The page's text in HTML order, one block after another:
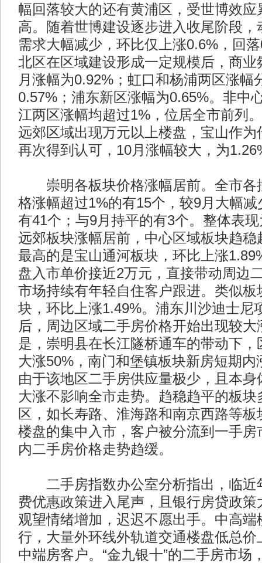
幅回落较大的还有黄浦区，受世博效应
高。随着世博建设逐步进入收尾阶段，
需求大幅减少，环比仅上涨0.6%，回
北区在区域建设形成一定规模后，商业
月涨幅为0.92%；虹口和杨浦两区涨幅
0.57%；浦东新区涨幅为0.65%。非中
江两区涨幅均超过1%，位居全市前列
远郊区域出现万元以上楼盘，宝山作为
再次得到认可，10月涨幅较大，为
崇明各板块价格涨幅居前。全市各
格涨幅超过1%的有15个，较9月大幅
有41个；与9月持平的有3个。整体表
远郊板块涨幅居前，中心区域板块趋稳
最高的是宝山通河板块，环比上涨
盘入市单价接近2万元，直接带动周边
市场持续有年轻自住客户跟进。类似板
块，环比上涨1.49%。浦东川沙迪士尼
后，周边区域二手房价格开始出现较
是，崇明县在长江隧桥通车的带动下，
大涨50%，南门和堡镇板块新房短期内
由于该地区二手房供应量极少，且本
大涨不影响全市走势。趋稳趋平的板块
区，如长寿路、淮海路和南京西路等
楼盘的集中入市，客户被分流到一手房
内二手房价格走势趋缓。
二手房指数办公室分析指出，临近
费优惠政策进入尾声，且银行房贷政策
观望情绪增加，迟迟不愿出手。中高端
行，大量外环线外轨道交通楼盘低总价
中端房客户。“金九银十”的二手房市场